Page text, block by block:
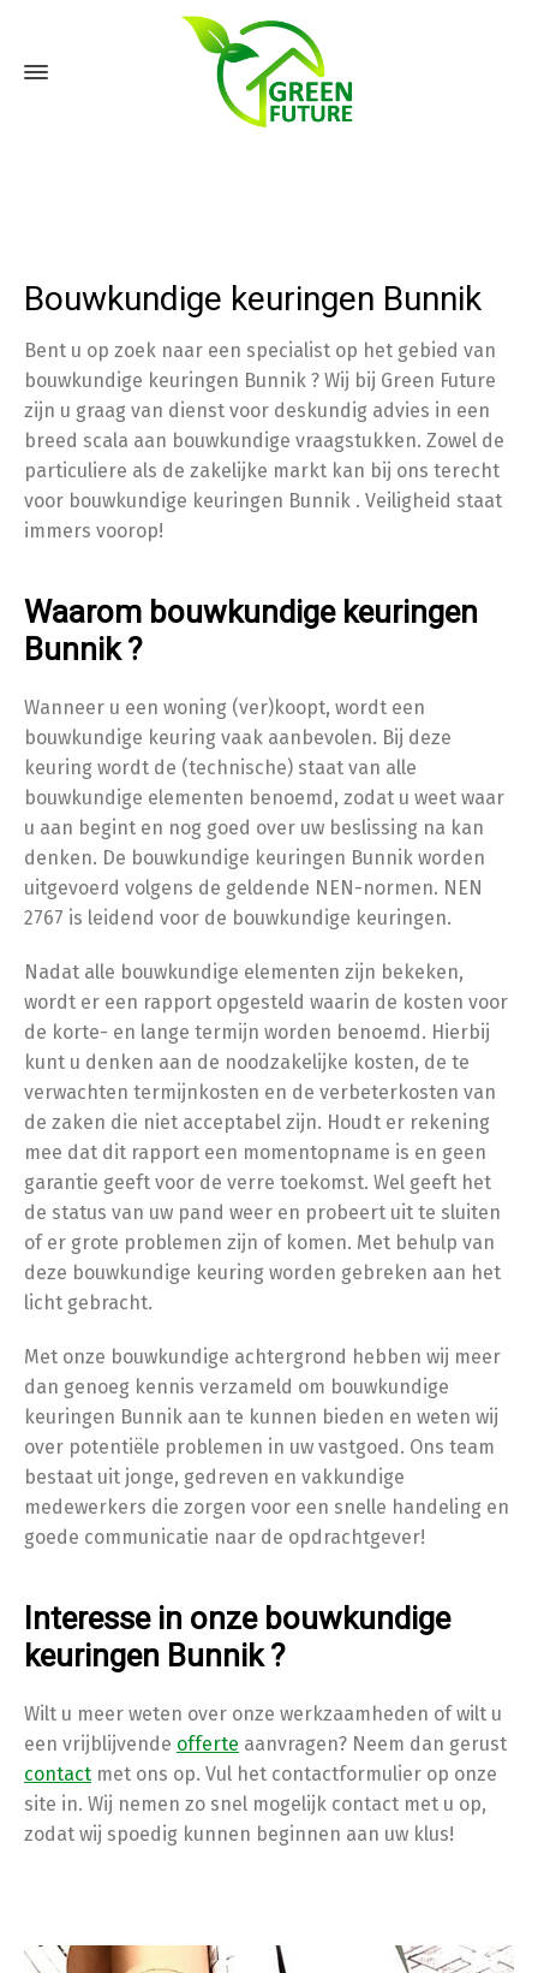
Bouwkundige keuringen Bunnik
Bent u op zoek naar een specialist op het gebied van
bouwkundige keuringen Bunnik ? Wij bij Green Future
zijn u graag van dienst voor deskundig advies in een
breed scala aan bouwkundige vraagstukken. Zowel de
particuliere als de zakelijke markt kan bij ons terecht
voor bouwkundige keuringen Bunnik . Veiligheid staat
immers voorop!
Waarom bouwkundige keuringen
Bunnik ?
Wanneer u een woning (ver)koopt, wordt een
bouwkundige keuring vaak aanbevolen. Bij deze
keuring wordt de (technische) staat van alle
bouwkundige elementen benoemd, zodat u weet waar
u aan begint en nog goed over uw beslissing na kan
denken. De bouwkundige keuringen Bunnik worden
uitgevoerd volgens de geldende NEN-normen. NEN
2767 is leidend voor de bouwkundige keuringen.
Nadat alle bouwkundige elementen zijn bekeken,
wordt er een rapport opgesteld waarin de kosten voor
de korte- en lange termijn worden benoemd. Hierbij
kunt u denken aan de noodzakelijke kosten, de te
verwachten termijnkosten en de verbeterkosten van
de zaken die niet acceptabel zijn. Houdt er rekening
mee dat dit rapport een momentopname is en geen
garantie geeft voor de verre toekomst. Wel geeft het
de status van uw pand weer en probeert uit te sluiten
of er grote problemen zijn of komen. Met behulp van
deze bouwkundige keuring worden gebreken aan het
licht gebracht.
Met onze bouwkundige achtergrond hebben wij meer
dan genoeg kennis verzameld om bouwkundige
keuringen Bunnik aan te kunnen bieden en weten wij
over potentiële problemen in uw vastgoed. Ons team
bestaat uit jonge, gedreven en vakkundige
medewerkers die zorgen voor een snelle handeling en
goede communicatie naar de opdrachtgever!
Interesse in onze bouwkundige
keuringen Bunnik ?
Wilt u meer weten over onze werkzaamheden of wilt u
een vrijblijvende offerte aanvragen? Neem dan gerust
contact met ons op. Vul het contactformulier op onze
site in. Wij nemen zo snel mogelijk contact met u op,
zodat wij spoedig kunnen beginnen aan uw klus!